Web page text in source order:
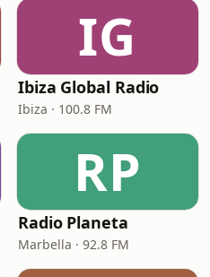
IG
Ibiza Global Radio
Ibiza · 100.8 FM
RP
Radio Planeta
Marbella · 92.8 FM